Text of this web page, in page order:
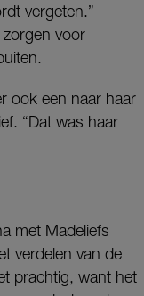
vergeten.”
voor
ook een naar haar
“Dat was haar
met Madeliefs
verdelen van de
prachtig, want het